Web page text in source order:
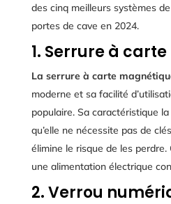
des cinq meilleurs systèmes
portes de cave en 2024.
1. Serrure à
La serrure à carte
moderne et sa facilité
populaire. Sa caractéristique
qu’elle ne nécessite pas de
élimine le risque de les
une alimentation électrique
2. Verrou